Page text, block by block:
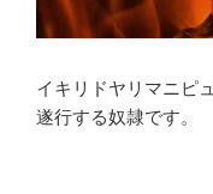
イキリドヤリマニピ
遂行する奴隷です。